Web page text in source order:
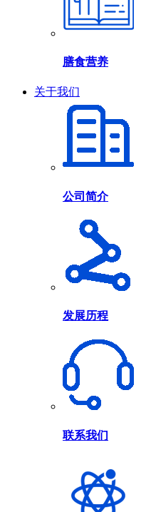
膳食营养
关于我们
公司简介
发展历程
联系我们